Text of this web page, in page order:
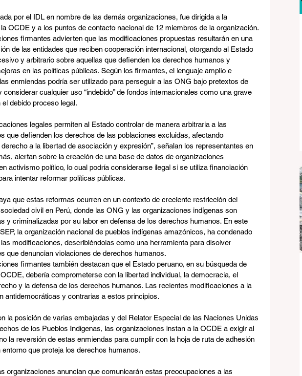
por el IDL en nombre de las demás organizaciones, fue dirigida a la
OCDE y a los puntos de contacto nacional de 12 miembros de la organización.
firmantes advierten que las modificaciones propuestas resultarán en una
de las entidades que reciben cooperación internacional, otorgando al Estado
y arbitrario sobre aquellas que defienden los derechos humanos y
en las políticas públicas. Según los firmantes, el lenguaje amplio e
enmiendas podría ser utilizado para perseguir a las ONG bajo pretextos de
cualquier uso “indebido” de fondos internacionales como una grave
debido proceso legal.
legales permiten al Estado controlar de manera arbitraria a las
que defienden los derechos de las poblaciones excluidas, afectando
a la libertad de asociación y expresión”, señalan los representantes en
alertan sobre la creación de una base de datos de organizaciones
activismo político, lo cual podría considerarse ilegal si se utiliza financiación
intentar reformar políticas públicas.
que estas reformas ocurren en un contexto de creciente restricción del
civil en Perú, donde las ONG y las organizaciones indígenas son
y criminalizadas por su labor en defensa de los derechos humanos. En este
la organización nacional de pueblos indígenas amazónicos, ha condenado
modificaciones, describiéndolas como una herramienta para disolver
que denuncian violaciones de derechos humanos.
firmantes también destacan que el Estado peruano, en su búsqueda de
debería comprometerse con la libertad individual, la democracia, el
y la defensa de los derechos humanos. Las recientes modificaciones a la
antidemocráticas y contrarias a estos principios.
la posición de varias embajadas y del Relator Especial de las Naciones Unidas
de los Pueblos Indígenas, las organizaciones instan a la OCDE a exigir al
la reversión de estas enmiendas para cumplir con la hoja de ruta de adhesión
que proteja los derechos humanos.
organizaciones anuncian que comunicarán estas preocupaciones a las